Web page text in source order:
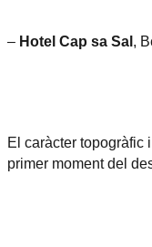
– Hotel Cap sa Sal,
El caràcter topogràfic
primer moment del